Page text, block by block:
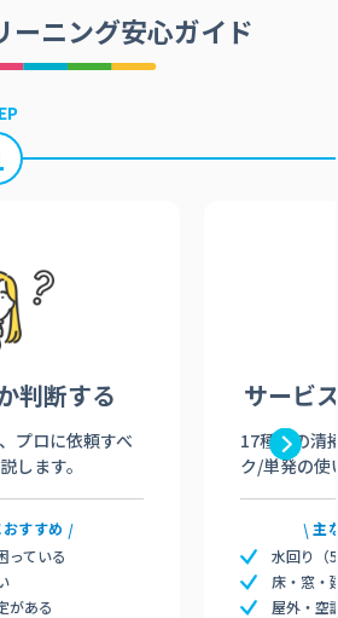
ーニング安心ガイド
判断する
プロに依頼すべ
します。
すすめ
っている
がある
サービ
17種類の清
ク/単発の使
主
水回り（
床・窓・
屋外・空